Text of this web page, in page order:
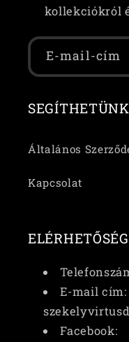
kollekciókról
E-mail-cím
Általános
Kapcsolat
E-mail cím:
Facebook: